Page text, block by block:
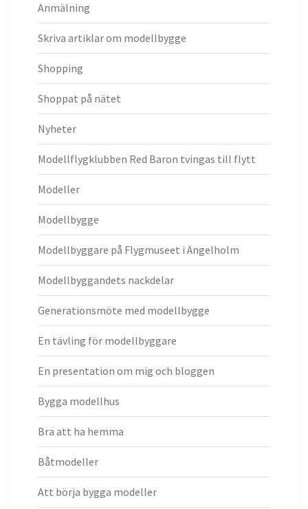
Anmälning
Skriva artiklar om modellbygge
Shopping
Shoppat på nätet
Nyheter
Modellflygklubben Red Baron tvingas till flytt
Modeller
Modellbygge
Modellbyggare på Flygmuseet i Ängelholm
Modellbyggandets nackdelar
Generationsmöte med modellbygge
En tävling för modellbyggare
En presentation om mig och bloggen
Bygga modellhus
Bra att ha hemma
Båtmodeller
Att börja bygga modeller